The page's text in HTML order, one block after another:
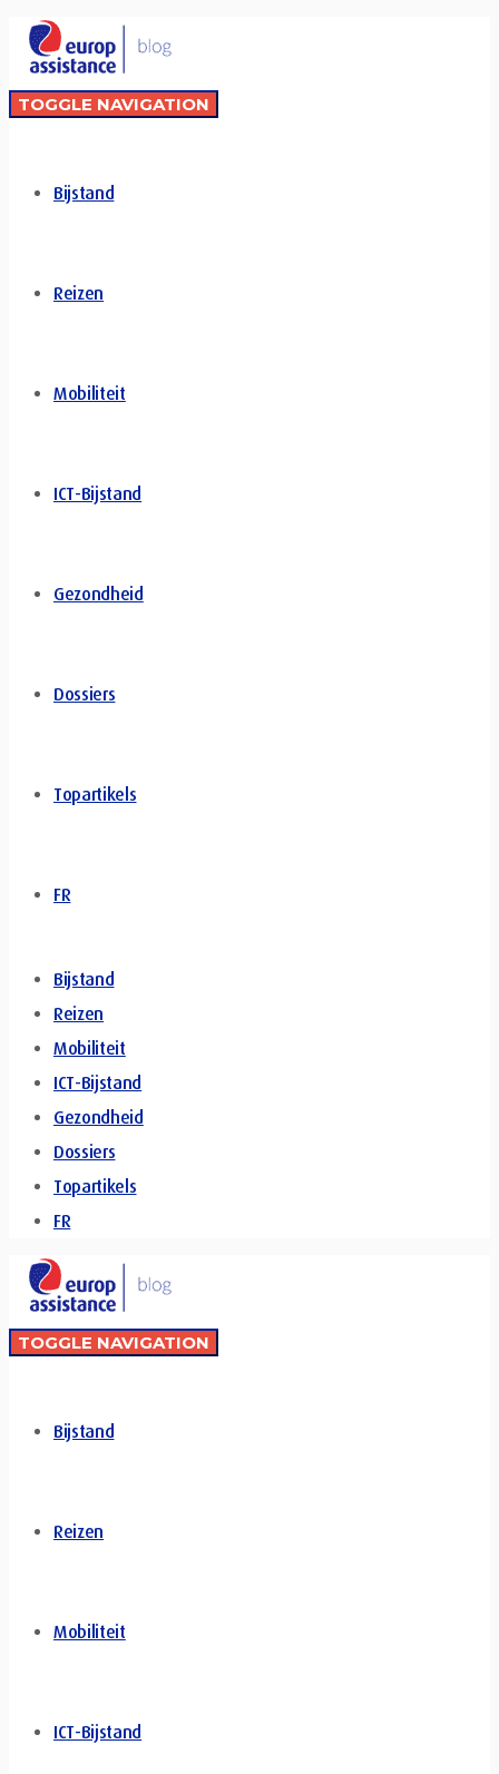
TOGGLE NAVIGATION
Bijstand
Reizen
Mobiliteit
ICT-Bijstand
Gezondheid
Dossiers
Topartikels
FR
Bijstand
Reizen
Mobiliteit
ICT-Bijstand
Gezondheid
Dossiers
Topartikels
FR
TOGGLE NAVIGATION
Bijstand
Reizen
Mobiliteit
ICT-Bijstand